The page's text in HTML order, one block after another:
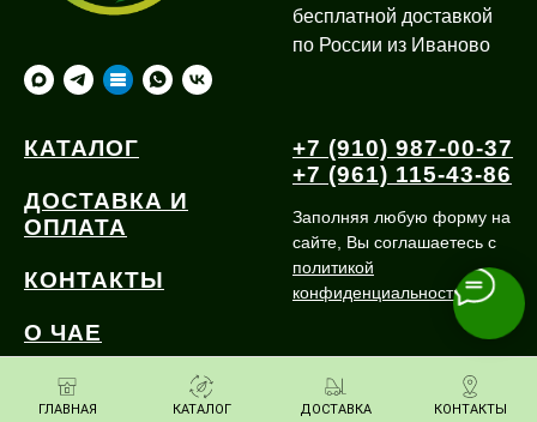
ГЛАВНАЯ КАТАЛОГ ДОСТАВКА КОНТАКТЫ
бесплатной доставкой
по России из Иваново
КАТАЛОГ
ДОСТАВКА И
ОПЛАТА
КОНТАКТЫ
О ЧАЕ
+7 (910) 987-00-37
+7 (961) 115-43-86
Заполняя любую форму на
сайте, Вы соглашаетесь с
политикой
конфиденциальности